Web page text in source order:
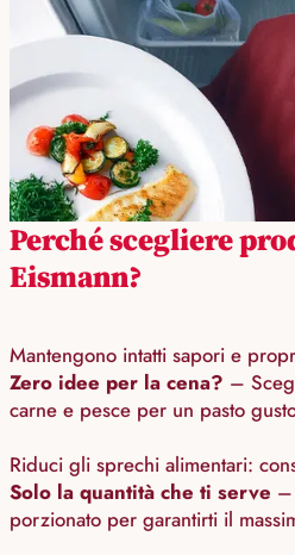
Perché scegliere
Eismann?
Mantengono intatti sapori e
Zero idee per la cena? –
carne e pesce per un pasto
Riduci gli sprechi alimentari:
Solo la quantità che ti serve –
porzionato per garantirti il